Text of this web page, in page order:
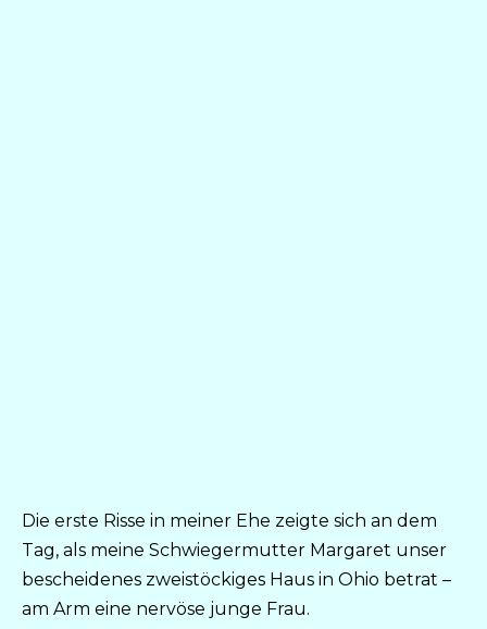
Die erste Risse in meiner Ehe zeigte sich an dem
Tag, als meine Schwiegermutter Margaret unser
bescheidenes zweistöckiges Haus in Ohio betrat –
am Arm eine nervöse junge Frau.